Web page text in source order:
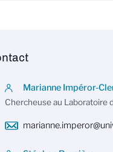
Marianne Impéror-
Chercheuse au Laboratoire